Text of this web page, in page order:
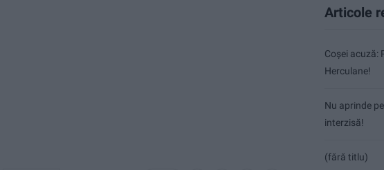
Articole
Coșei acuză:
Herculane!
Nu aprinde
interzisă!
(fără titlu)